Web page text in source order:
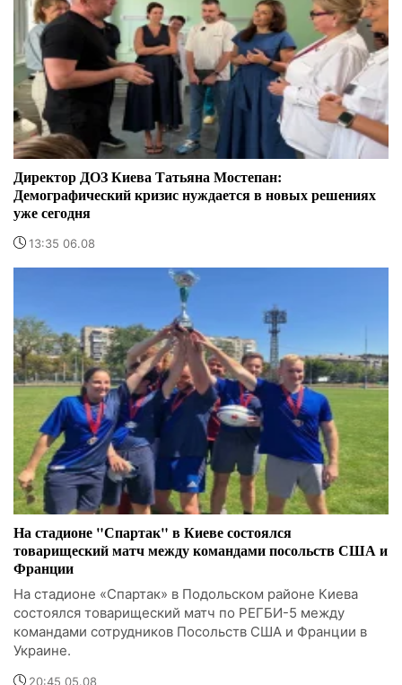
Директор ДОЗ Киева Татьяна Мостепан:
Демографический кризис нуждается в новых решениях
уже сегодня
13:35 06.08
На стадионе "Спартак" в Киеве состоялся
товарищеский матч между командами посольств США и
Франции
На стадионе «Спартак» в Подольском районе Киева
состоялся товарищеский матч по РЕГБИ-5 между
командами сотрудников Посольств США и Франции в
Украине.
20:45 05.08